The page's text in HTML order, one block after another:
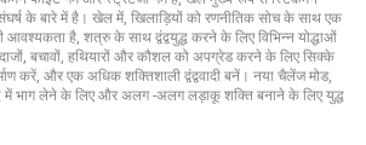
के बारे में है। खेल में, खिलाड़ियों को रणनीतिक सोच के साथ एक
है, शत्रु के साथ द्वंद्वयुद्ध करने के लिए विभिन्न योद्धाओं
बचावों, हथियारों और कौशल को अपग्रेड करने के लिए सिक्के
करें, और एक अधिक शक्तिशाली द्वंद्ववादी बनें। नया चैलेंज मोड,
में भाग लेने के लिए और अलग -अलग लड़ाकू शक्ति बनाने के लिए युद्ध